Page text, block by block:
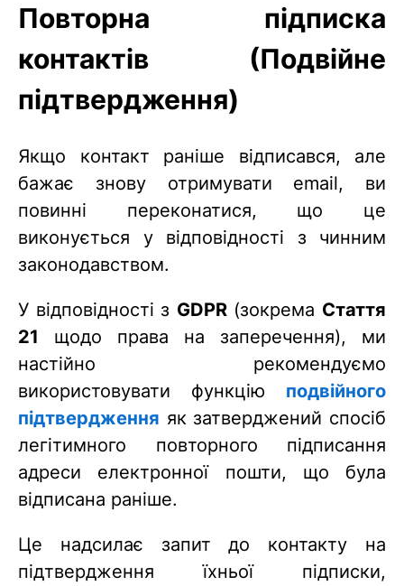
Повторна підписка
контактів (Подвійне
підтвердження)
Якщо контакт раніше відписався, але
бажає знову отримувати email, ви
повинні переконатися, що це
виконується у відповідності з чинним
законодавством.
У відповідності з GDPR(зокрема Стаття
21 щодо права на заперечення), ми
настійно рекомендуємо
використовувати функцію подвійного
підтвердження як затверджений спосіб
легітимного повторного підписання
адреси електронної пошти, що була
відписана раніше.
Це надсилає запит до контакту на
підтвердження їхньої підписки,